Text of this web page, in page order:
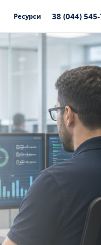
Ресурси 38 (044)